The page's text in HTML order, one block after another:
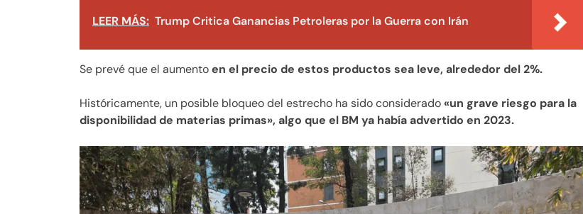
LEER MÁS: Trump Critica Ganancias Petroleras por la Guerra con Irán
Se prevé que el aumentoen el precio de estos productos sea leve, alrededor del 2%.
Históricamente, un posible bloqueo del estrecho ha sido considerado«un grave riesgo para la
disponibilidad de materias primas», algo que el BM ya había advertido en 2023.